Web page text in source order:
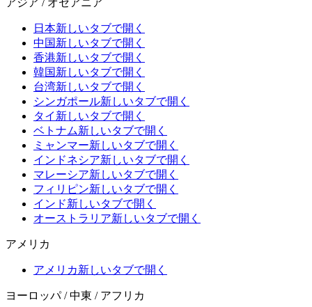
アジア / オセアニア
日本新しいタブで開く
中国新しいタブで開く
香港新しいタブで開く
韓国新しいタブで開く
台湾新しいタブで開く
シンガポール新しいタブで開く
タイ 新しいタブで開く
ベトナム新しいタブで開く
ミャンマー新しいタブで開く
インドネシア新しいタブで開く
マレーシア新しいタブで開く
フィリピン新しいタブで開く
インド新しいタブで開く
オーストラリア新しいタブで開く
アメリカ
アメリカ新しいタブで開く
ヨーロッパ / 中東 / アフリカ